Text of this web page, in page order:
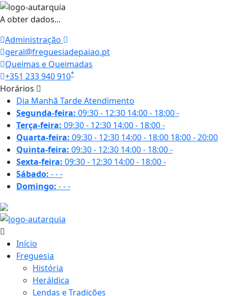
A obter dados...
Administração
geral@freguesiadepaiao.pt
Queimas e Queimadas
+351 233 940 910*
Horários
Dia Manhã TardeAtendimento
Segunda-feira: 09:30 - 12:30 14:00 - 18:00-
Terça-feira: 09:30 - 12:30 14:00 - 18:00-
Quarta-feira: 09:30 - 12:30 14:00 - 18:00 18:00 - 20:00
Quinta-feira: 09:30 - 12:30 14:00 - 18:00-
Sexta-feira: 09:30 - 12:30 14:00 - 18:00-
Sábado: ---
Domingo: ---
Início
Freguesia
História
Heráldica
Lendas e Tradições